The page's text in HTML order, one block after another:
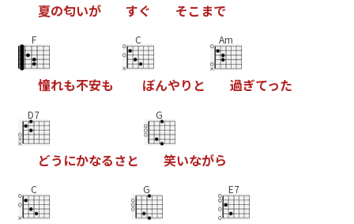
夏の匂いが すぐ そこ まで
F
憧れも不安も
C
ぼんやり と
Am
過ぎてった
D7
どう にかなるさと
G
笑いながら
C G E7